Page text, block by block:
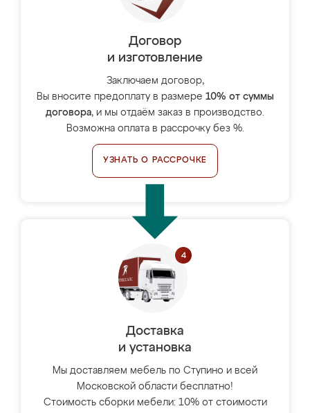
Договор
и изготовление
Заключаем договор,
Вы вносите предоплату в размере 10% от суммы
договора, и мы отдаём заказ в производство.
Возможна оплата в рассрочку без %.
УЗНАТЬ О РАССРОЧКЕ
Доставка
и установка
Мы доставляем мебель по Ступино и всей
Московской области бесплатно!
Стоимость сборки мебели: 10% от стоимости